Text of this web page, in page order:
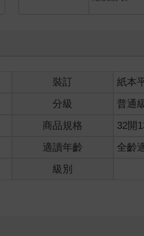
裝訂
紙本
分級
普通
商品規格
32開
適讀年齡
全齡
級別